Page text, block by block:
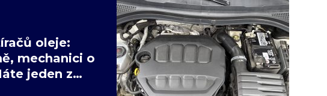
oleje:
mechanici o
jeden z